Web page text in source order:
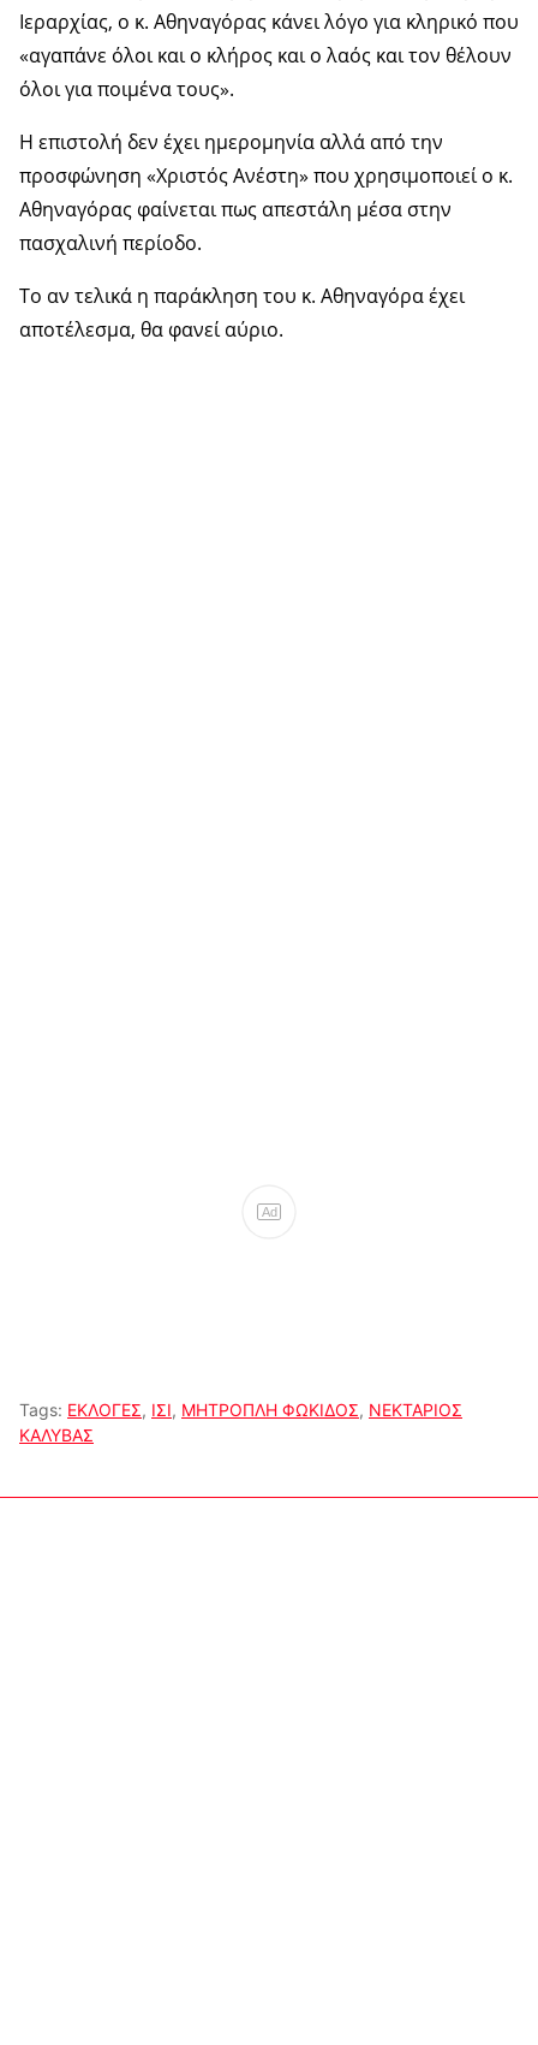
Ιεραρχίας, ο κ. Αθηναγόρας κάνει λόγο για κληρικό που
«αγαπάνε όλοι και ο κλήρος και ο λαός και τον θέλουν
όλοι για ποιμένα τους».
Η επιστολή δεν έχει ημερομηνία αλλά από την
προσφώνηση «Χριστός Ανέστη» που χρησιμοποιεί ο κ.
Αθηναγόρας φαίνεται πως απεστάλη μέσα στην
πασχαλινή περίοδο.
Το αν τελικά η παράκληση του κ. Αθηναγόρα έχει
αποτέλεσμα, θα φανεί αύριο.
Ad
Tags: ΕΚΛΟΓΕΣ, ΙΣΙ, ΜΗΤΡΟΠΛΗ ΦΩΚΙΔΟΣ, ΝΕΚΤΑΡΙΟΣ
ΚΑΛΥΒΑΣ